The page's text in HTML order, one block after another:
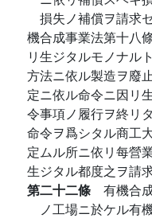
損失ノ補償ヲ請求
機合成事業法第十八
リ生ジタルモノナル
方法ニ依ル製造ヲ廢
定ニ依ル命令ニ因リ
令事項ノ履行ヲ終リ
命令ヲ爲シタル商工
定ムル所ニ依リ每營
生ジタル都度之ヲ請
第二十二條 有機合
ノ工場ニ於ケル有